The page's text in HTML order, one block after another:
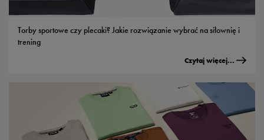
Torby sportowe czy plecaki? Jakie rozwiązanie wybrać na siłownię i
trening
Czytaj więcej...